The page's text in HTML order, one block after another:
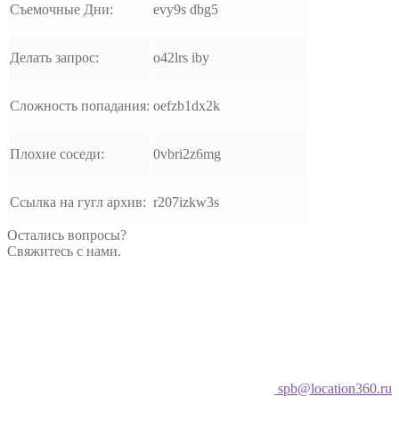
Съемочные Дни: evy9s dbg5
Делать запрос: o42lrs iby
Сложность попадания: oefzb1dx2k
Плохие соседи: 0vbri2z6mg
Ссылка на гугл архив: r207izkw3s
Остались вопросы?
Свяжитесь с нами.
spb@location360.ru